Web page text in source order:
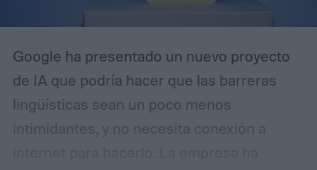
Google ha presentado un nuevo proyecto
de IA que podría hacer que las barreras
lingüísticas sean un poco menos
intimidantes, y no necesita conexión a